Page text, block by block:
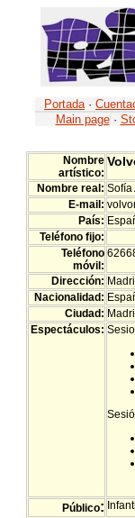
Portada ·
Main page ·
Nombre
artístico:
Nombre real: Sofía
E-mail:
País:
Teléfono fijo:
Teléfono
móvil:
Dirección:
Nacionalidad:
Ciudad:
Espectáculos:
Público: Infantil